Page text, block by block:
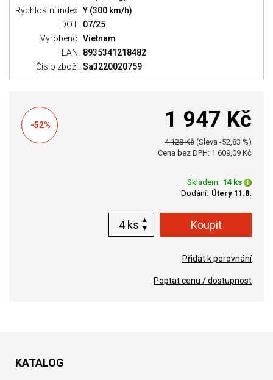
Rychlostní index: Y (300 km/h)
DOT: 07/25
Vyrobeno: Vietnam
EAN: 8935341218482
Číslo zboží: Sa3220020759
-52% 1 947 Kč
4 128 Kč (Sleva -52,83 %)
Cena bez DPH: 1 609,09 Kč
Skladem: 14 ks
Dodání: Úterý 11.8.
ks
Přidat k porovnání
Poptat cenu / dostupnost
KATALOG